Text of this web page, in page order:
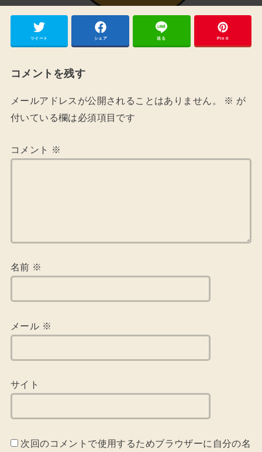
ツイート シェア 送る Pin it
コメントを残す
メールアドレスが公開されることはありません。 ※ が
付いている欄は必須項目です
コメント ※
名前 ※
メール ※
サイト
次回のコメントで使用するためブラウザーに自分の名